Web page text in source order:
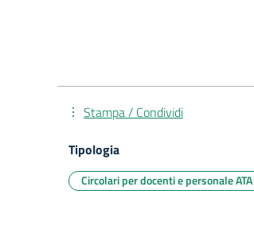
Stampa / Condividi
Tipologia
Circolari per docenti e personale ATA